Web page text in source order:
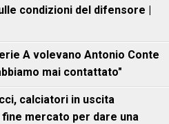
condizioni del difensore |
A volevano Antonio Conte
mai contattato"
calciatori in uscita
mercato per dare una